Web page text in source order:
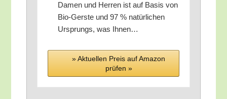
Damen und Her­ren ist auf Basis von
Bio-Gers­te und 97 % natür­li­chen
Ursprungs, was Ihnen…
» Aktu­el­len Preis auf Ama­zon
prü­fen »